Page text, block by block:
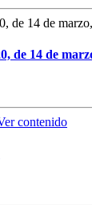
de 14 de
contenido